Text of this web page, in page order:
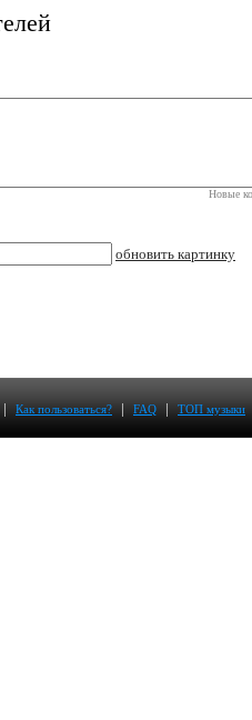
Новые
обновить картинку
| Как пользоваться? | FAQ | ТОП музыки